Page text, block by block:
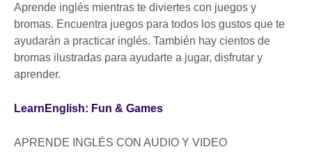
Aprende inglés mientras te diviertes con juegos y
bromas. Encuentra juegos para todos los gustos que te
ayudarán a practicar inglés. También hay cientos de
bromas ilustradas para ayudarte a jugar, disfrutar y
aprender.
LearnEnglish: Fun & Games
APRENDE INGLÉS CON AUDIO Y VIDEO